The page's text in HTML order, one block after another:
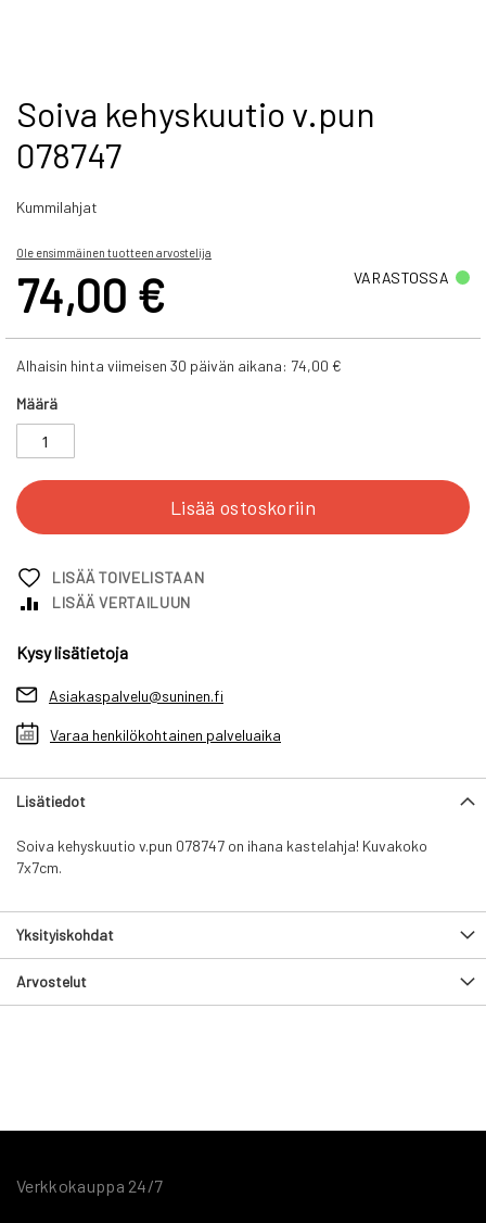
Skip
to
the
beginning
the
gallery
Soiva kehyskuutio v.pun
078747
Kummilahjat
Ole ensimmäinen tuotteen arvostelija
74,00 € VARASTOSSA
Alhaisin hinta viimeisen 30 päivän aikana: 74,00 €
Määrä
Lisää ostoskoriin
LISÄÄ TOIVELISTAAN
LISÄÄ VERTAILUUN
Kysy lisätietoja
Asiakaspalvelu@suninen.fi
Varaa henkilökohtainen palveluaika
Lisätiedot
Soiva kehyskuutio v.pun 078747 on ihana kastelahja! Kuvakoko
7x7cm.
Yksityiskohdat
Arvostelut
Verkkokauppa 24/7